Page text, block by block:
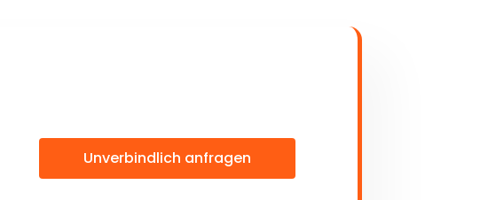
Unverbindlich anfragen